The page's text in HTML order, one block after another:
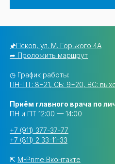
🖈Псков, ул. М. Горького 4А
➦ Проложить маршрут
◷ График работы:
ПН-ПТ: 8−21, СБ: 9−20, ВС:
Приём главного врача по
ПН и ПТ 12:00 — 14:00
+7 (911) 377-37-77
+7 (811) 2 33-11-33
⇱ M-Prime Вконтакте